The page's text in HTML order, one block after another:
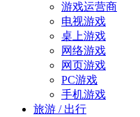
游戏运营商
电视游戏
桌上游戏
网络游戏
网页游戏
PC游戏
手机游戏
旅游 / 出行